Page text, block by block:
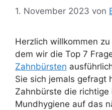
1. November 2023 von
Herzlich willkommen
dem wir die Top 7
Zahnbürsten
Sie sich jemals gefragt
Zahnbürste die richtige
Mundhygiene auf das